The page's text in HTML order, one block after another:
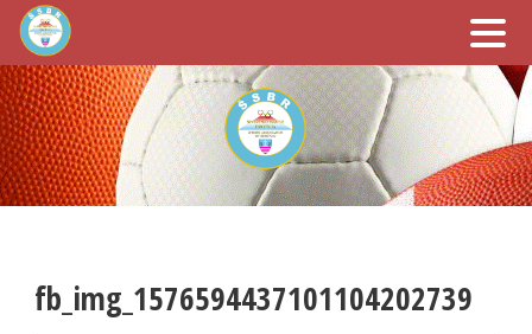
fb_img_1576594437101104202739